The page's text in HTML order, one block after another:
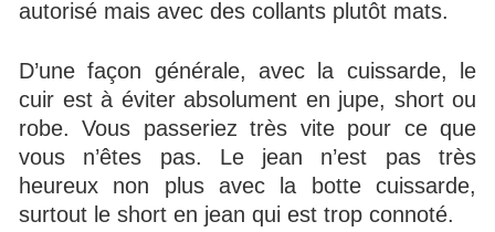
autorisé mais avec des collants plutôt mats.
D’une façon générale, avec la cuissarde, le
cuir est à éviter absolument en jupe, short ou
robe. Vous passeriez très vite pour ce que
vous n’êtes pas. Le jean n’est pas très
heureux non plus avec la botte cuissarde,
surtout le short en jean qui est trop connoté.